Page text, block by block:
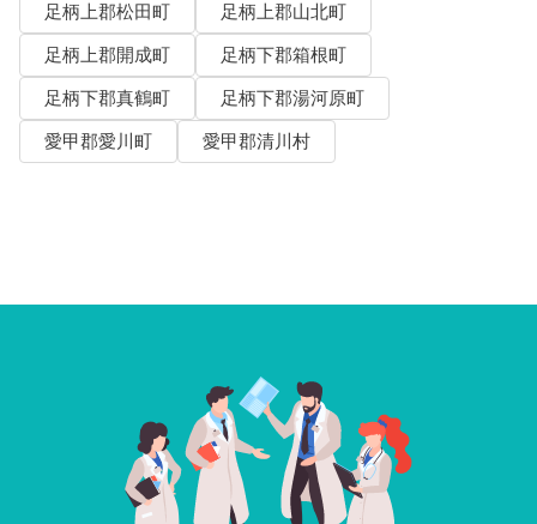
足柄上郡松田町
足柄上郡山北町
足柄上郡開成町
足柄下郡箱根町
足柄下郡真鶴町
足柄下郡湯河原町
愛甲郡愛川町
愛甲郡清川村